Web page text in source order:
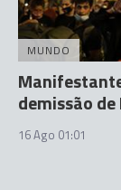
MUNDO
demissão
16 Ago 01:01